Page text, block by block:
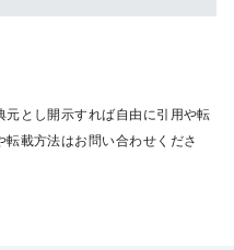
とし開示すれば自由に引用や転
載方法はお問い合わせくださ